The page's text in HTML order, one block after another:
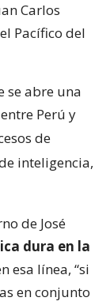
Carlos
Pacífico del
se abre una
Perú y
de
inteligencia,
de José
dura en la
esa línea, “si
en conjunto